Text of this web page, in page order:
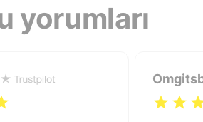
yorumları